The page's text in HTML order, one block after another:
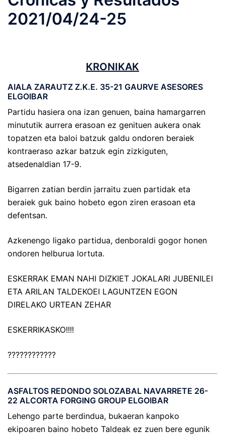
2021/04/24-25
KRONIKAK
AIALA ZARAUTZ Z.K.E. 35-21 GAURVE ASESORES
ELGOIBAR
Partidu hasiera ona izan genuen, baina hamargarren
minututik aurrera erasoan ez genituen aukera onak
topatzen eta baloi batzuk galdu ondoren beraiek
kontraeraso azkar batzuk egin zizkiguten,
atsedenaldian 17-9.
Bigarren zatian berdin jarraitu zuen partidak eta
beraiek guk baino hobeto egon ziren erasoan eta
defentsan.
Azkenengo ligako partidua, denboraldi gogor honen
ondoren helburua lortuta.
ESKERRAK EMAN NAHI DIZKIET JOKALARI JUBENILEI
ETA ARILAN TALDEKOEI LAGUNTZEN EGON
DIRELAKO URTEAN ZEHAR
ESKERRIKASKO!!!!
????????????
ASFALTOS REDONDO SOLOZABAL NAVARRETE 26-
22 ALCORTA FORGING GROUP ELGOIBAR
Lehengo parte berdindua, bukaeran kanpoko
ekipoaren baino hobeto Taldeak ez zuen bere egunik